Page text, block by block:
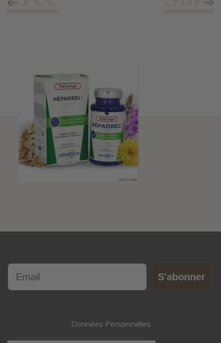
Email
S'abonner
Données Personnelles